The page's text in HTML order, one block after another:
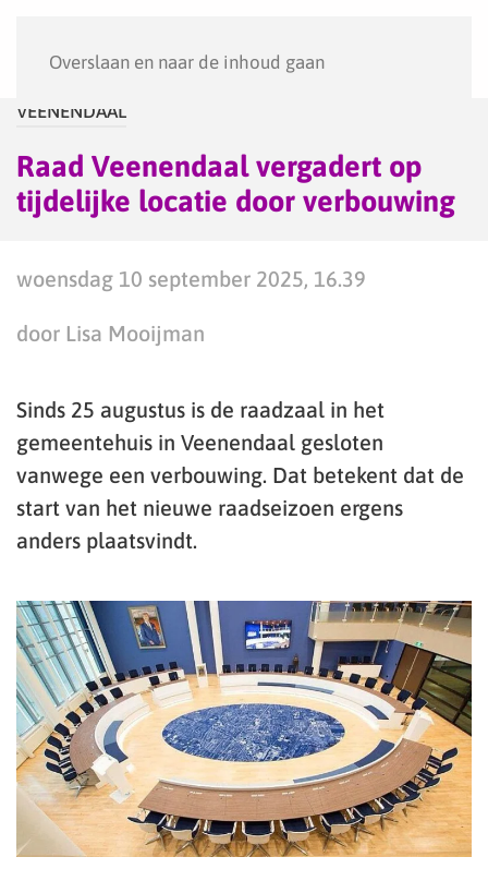
Overslaan en naar de inhoud gaan
VEENENDAAL
Raad Veenendaal vergadert op
tijdelijke locatie door verbouwing
woensdag 10 september 2025, 16.39
door Lisa Mooijman
Sinds 25 augustus is de raadzaal in het
gemeentehuis in Veenendaal gesloten
vanwege een verbouwing. Dat betekent dat de
start van het nieuwe raadseizoen ergens
anders plaatsvindt.